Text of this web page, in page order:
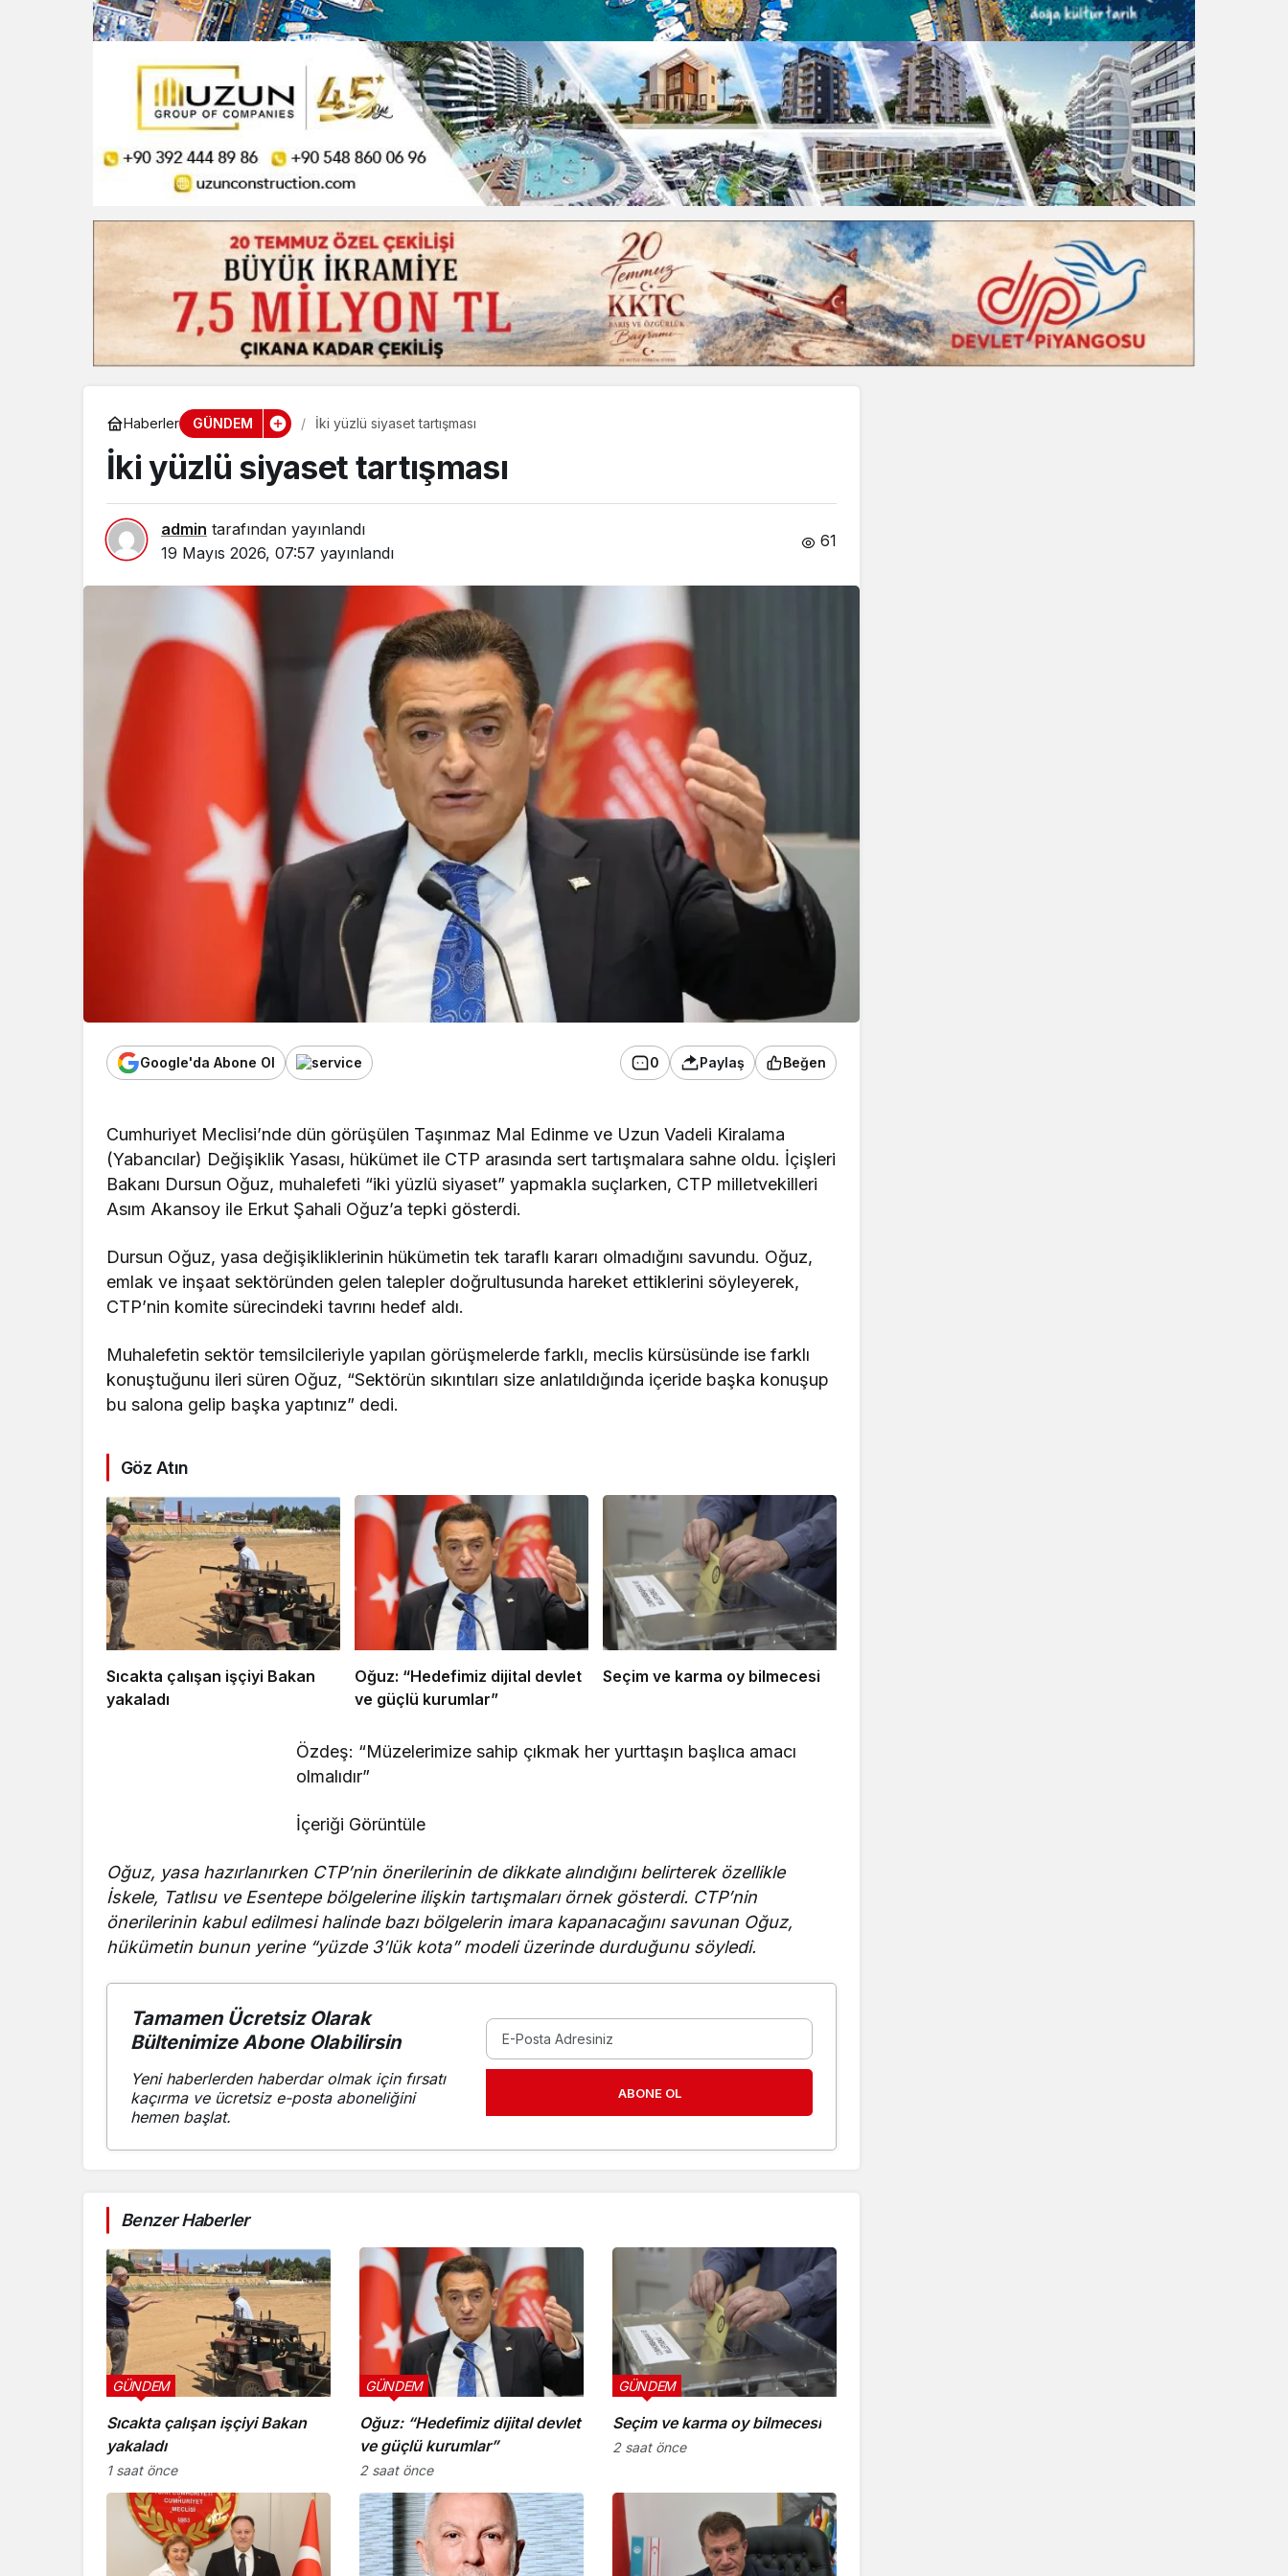
Gece Modu
Gece modunu seçin.
Sistem Modu
Sistem modunu seçin.
Haberler GÜNDEM İki yüzlü siyaset tartışması
İki yüzlü siyaset tartışması
admin tarafından yayınlandı
19 Mayıs 2026, 07:57 yayınlandı
61
Google'da Abone Ol 0 Paylaş Beğen
Cumhuriyet Meclisi’nde dün görüşülen Taşınmaz Mal Edinme ve Uzun Vadeli Kiralama
(Yabancılar) Değişiklik Yasası, hükümet ile CTP arasında sert tartışmalara sahne oldu. İçişleri
Bakanı Dursun Oğuz, muhalefeti “iki yüzlü siyaset” yapmakla suçlarken, CTP milletvekilleri
Asım Akansoy ile Erkut Şahali Oğuz’a tepki gösterdi.
Dursun Oğuz, yasa değişikliklerinin hükümetin tek taraflı kararı olmadığını savundu. Oğuz,
emlak ve inşaat sektöründen gelen talepler doğrultusunda hareket ettiklerini söyleyerek,
CTP’nin komite sürecindeki tavrını hedef aldı.
Muhalefetin sektör temsilcileriyle yapılan görüşmelerde farklı, meclis kürsüsünde ise farklı
konuştuğunu ileri süren Oğuz, “Sektörün sıkıntıları size anlatıldığında içeride başka konuşup
bu salona gelip başka yaptınız” dedi.
Göz Atın
Sıcakta çalışan işçiyi Bakan
yakaladı
Oğuz: “Hedefimiz dijital devlet
ve güçlü kurumlar”
Seçim ve karma oy bilmecesi
Özdeş: “Müzelerimize sahip çıkmak her yurttaşın başlıca amacı
olmalıdır”
İçeriği Görüntüle
Oğuz, yasa hazırlanırken CTP’nin önerilerinin de dikkate alındığını belirterek özellikle
İskele, Tatlısu ve Esentepe bölgelerine ilişkin tartışmaları örnek gösterdi. CTP’nin
önerilerinin kabul edilmesi halinde bazı bölgelerin imara kapanacağını savunan Oğuz,
hükümetin bunun yerine “yüzde 3’lük kota” modeli üzerinde durduğunu söyledi.
Tamamen Ücretsiz Olarak
Bültenimize Abone Olabilirsin
Yeni haberlerden haberdar olmak için fırsatı
kaçırma ve ücretsiz e-posta aboneliğini
hemen başlat.
ABONE OL
Benzer Haberler
Sıcakta çalışan işçiyi Bakan
yakaladı
GÜNDEM
1 saat önce
Oğuz: “Hedefimiz dijital devlet
ve güçlü kurumlar”
GÜNDEM
2 saat önce
Seçim ve karma oy bilmecesi
GÜNDEM
2 saat önce